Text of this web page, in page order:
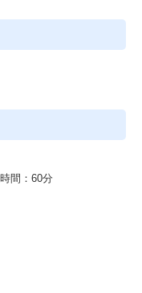
め、私たちのビジョ
新しい仲間を心から歓
ドバンテージ
強固な基盤と世界最
Green Beans」の未来
万人を超える会員数を
強力なエンジンで
間：60分